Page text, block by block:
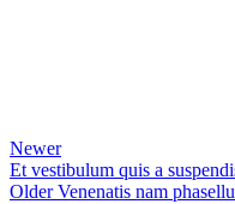
Newer
Et vestibulum quis a
Older Venenatis nam